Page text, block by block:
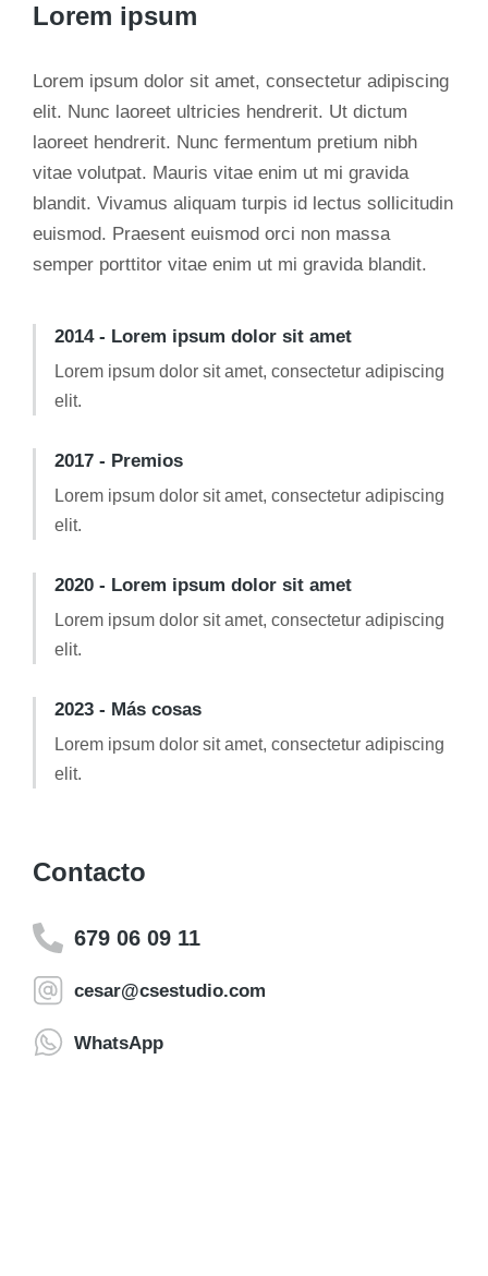
Lorem ipsum
Lorem ipsum dolor sit amet, consectetur adipiscing
elit. Nunc laoreet ultricies hendrerit. Ut dictum
laoreet hendrerit. Nunc fermentum pretium nibh
vitae volutpat. Mauris vitae enim ut mi gravida
blandit. Vivamus aliquam turpis id lectus sollicitudin
euismod. Praesent euismod orci non massa
semper porttitor vitae enim ut mi gravida blandit.
2014 - Lorem ipsum dolor sit amet
Lorem ipsum dolor sit amet, consectetur adipiscing
elit.
2017 - Premios
Lorem ipsum dolor sit amet, consectetur adipiscing
elit.
2020 - Lorem ipsum dolor sit amet
Lorem ipsum dolor sit amet, consectetur adipiscing
elit.
2023 - Más cosas
Lorem ipsum dolor sit amet, consectetur adipiscing
elit.
Contacto
679 06 09 11
cesar@csestudio.com
WhatsApp